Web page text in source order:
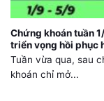
Chứng khoán tuần
triển vọng hồi phục
Tuần vừa qua, sau
khoán chỉ mở...